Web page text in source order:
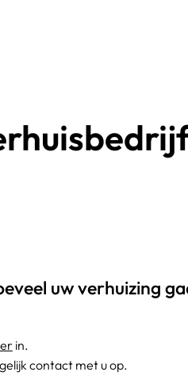
uw verhuizing
in.
contact met u op.